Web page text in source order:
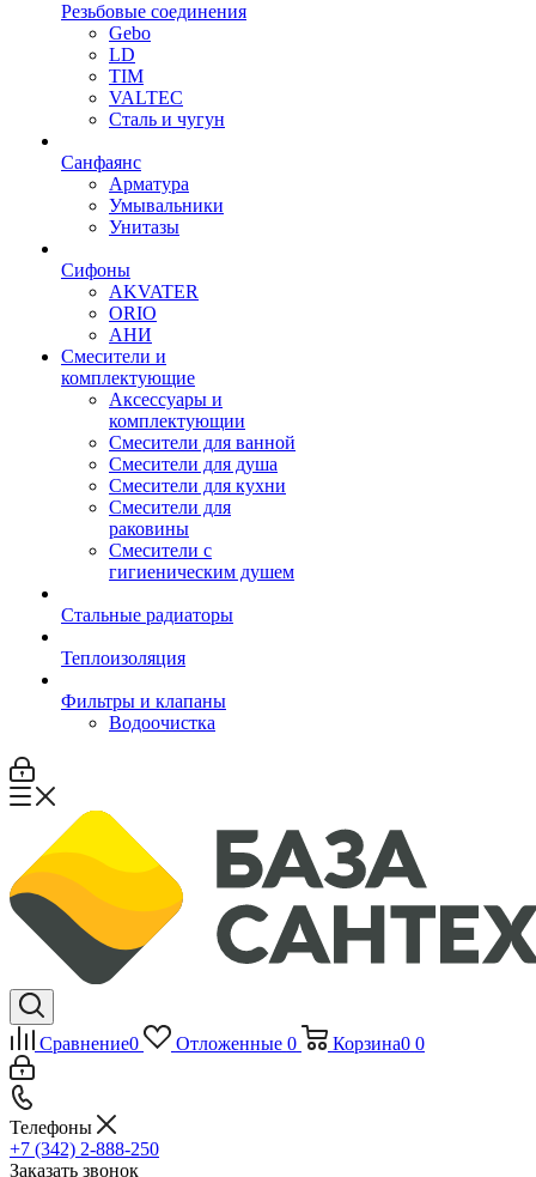
Резьбовые соединения
Gebo
LD
TIM
VALTEC
Сталь и чугун
Санфаянс
Арматура
Умывальники
Унитазы
Сифоны
AKVATER
ORIO
АНИ
Смесители и
комплектующие
Аксессуары и
комплектующии
Смесители для ванной
Смесители для душа
Смесители для кухни
Смесители для
раковины
Смесители с
гигиеническим душем
Стальные радиаторы
Теплоизоляция
Фильтры и клапаны
Водоочистка
Сравнение0 Отложенные 0 Корзина0 0
Телефоны
+7 (342) 2-888-250
Заказать звонок